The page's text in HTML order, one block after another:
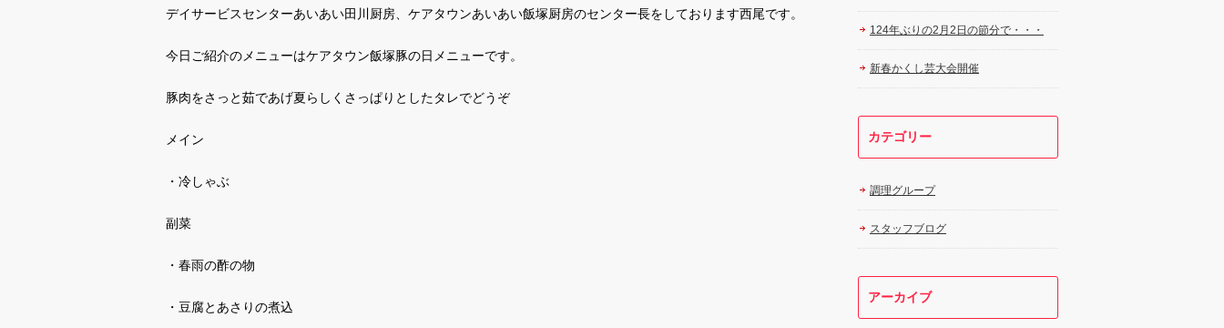
デイサービスセンターあいあい田川厨房、ケアタウンあいあい飯塚厨房のセンター長をしております西尾です。
今日ご紹介のメニューはケアタウン飯塚豚の日メニューです。
豚肉をさっと茹であげ夏らしくさっぱりとしたタレでどうぞ
メイン
・冷しゃぶ
副菜
・春雨の酢の物
・豆腐とあさりの煮込
124年ぶりの2月2日の節分で・・・
新春かくし芸大会開催
カテゴリー
調理グループ
スタッフブログ
アーカイブ